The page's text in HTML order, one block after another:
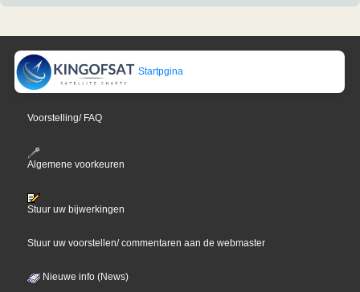
Startpgina
Voorstelling/ FAQ
Algemene voorkeuren
Stuur uw bijwerkingen
Stuur uw voorstellen/ commentaren aan de webmaster
Nieuwe info (News)